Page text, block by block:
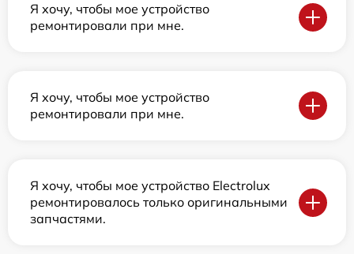
Я хочу, чтобы мое устройство
ремонтировали при мне.
Я хочу, чтобы мое устройство
ремонтировали при мне.
Я хочу, чтобы мое устройство Electrolux
ремонтировалось только оригинальными
запчастями.